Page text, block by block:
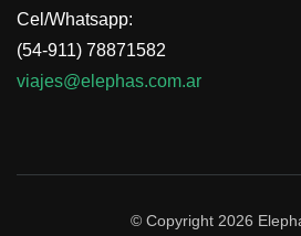
Cel/Whatsapp:
(54-911) 78871582
viajes@elephas.com.ar
© Copyright 2026